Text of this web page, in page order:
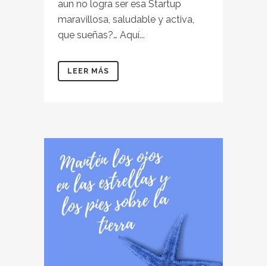
aun no logra ser esa Startup
maravillosa, saludable y activa,
que sueñas?… Aquí...
LEER MÁS